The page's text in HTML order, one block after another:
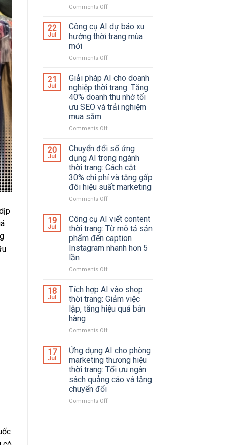
Đồng
Và
Phụ
Kiện
Comments Offon
hợp
AI
agent
shop
thời
trang:
Tự
động
từ
hàng
đến
chăm
sóc
hậu
mãi
22
Jul
Công cụ AI dự báo xu
hướng thời trang mùa
mới
Comments Offon
cụ
AI
dự
báo
xu
thời
mùa
mới
21
Jul
Giải pháp AI cho doanh
nghiệp thời trang: Tăng
40% doanh thu nhờ tối
ưu SEO và trải nghiệm
mua sắm
Comments Offon
pháp
cho
doanh
nghiệp
thời
trang:
40%
doanh
thu
nhờ
tối
SEO
nghiệm
mua
sắm
20
Jul
Chuyển đổi số ứng
dụng AI trong ngành
thời trang: Cách cắt
30% chi phí và tăng gấp
đôi hiệu suất marketing
Comments Offon
đổi
số
ứng
dụng
AI
ngành
trang:
Cách
cắt
30%
phí
gấp
đôi
hiệu
suất
19
Jul
Công cụ AI viết content
thời trang: Từ mô tả sản
phẩm đến caption
Instagram nhanh hơn 5
lần
Comments Offon
cụ
AI
viết
content
trang:
mô
tả
sản
phẩm
đến
Instagram
18
Jul
Tích hợp AI vào shop
thời trang: Giảm việc
lặp, tăng hiệu quả bán
hàng
Comments Offon
hợp
AI
vào
shop
thời
Giảm
17
Jul
Ứng dụng AI cho phòng
marketing thương hiệu
thời trang: Tối ưu ngân
sách quảng cáo và tăng
chuyển đổi
Comments Offon